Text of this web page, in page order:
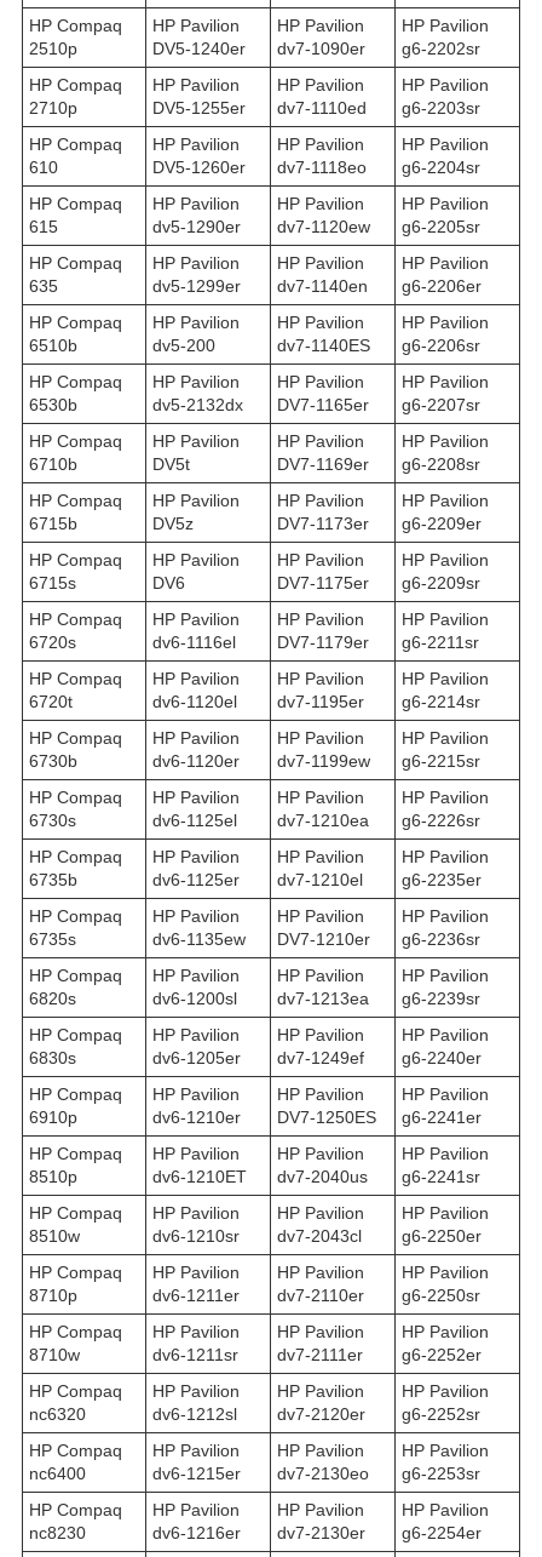
HP Compaq
2510p
HP Pavilion
DV5-1240er
HP Pavilion
dv7-1090er
HP Pavilion
g6-2202sr
HP Compaq
2710p
HP Pavilion
DV5-1255er
HP Pavilion
dv7-1110ed
HP Pavilion
g6-2203sr
HP Compaq
610
HP Pavilion
DV5-1260er
HP Pavilion
dv7-1118eo
HP Pavilion
g6-2204sr
HP Compaq
615
HP Pavilion
dv5-1290er
HP Pavilion
dv7-1120ew
HP Pavilion
g6-2205sr
HP Compaq
635
HP Pavilion
dv5-1299er
HP Pavilion
dv7-1140en
HP Pavilion
g6-2206er
HP Compaq
6510b
HP Pavilion
dv5-200
HP Pavilion
dv7-1140ES
HP Pavilion
g6-2206sr
HP Compaq
6530b
HP Pavilion
dv5-2132dx
HP Pavilion
DV7-1165er
HP Pavilion
g6-2207sr
HP Compaq
6710b
HP Pavilion
DV5t
HP Pavilion
DV7-1169er
HP Pavilion
g6-2208sr
HP Compaq
6715b
HP Pavilion
DV5z
HP Pavilion
DV7-1173er
HP Pavilion
g6-2209er
HP Compaq
6715s
HP Pavilion
DV6
HP Pavilion
DV7-1175er
HP Pavilion
g6-2209sr
HP Compaq
6720s
HP Pavilion
dv6-1116el
HP Pavilion
DV7-1179er
HP Pavilion
g6-2211sr
HP Compaq
6720t
HP Pavilion
dv6-1120el
HP Pavilion
dv7-1195er
HP Pavilion
g6-2214sr
HP Compaq
6730b
HP Pavilion
dv6-1120er
HP Pavilion
dv7-1199ew
HP Pavilion
g6-2215sr
HP Compaq
6730s
HP Pavilion
dv6-1125el
HP Pavilion
dv7-1210ea
HP Pavilion
g6-2226sr
HP Compaq
6735b
HP Pavilion
dv6-1125er
HP Pavilion
dv7-1210el
HP Pavilion
g6-2235er
HP Compaq
6735s
HP Pavilion
dv6-1135ew
HP Pavilion
DV7-1210er
HP Pavilion
g6-2236sr
HP Compaq
6820s
HP Pavilion
dv6-1200sl
HP Pavilion
dv7-1213ea
HP Pavilion
g6-2239sr
HP Compaq
6830s
HP Pavilion
dv6-1205er
HP Pavilion
dv7-1249ef
HP Pavilion
g6-2240er
HP Compaq
6910p
HP Pavilion
dv6-1210er
HP Pavilion
DV7-1250ES
HP Pavilion
g6-2241er
HP Compaq
8510p
HP Pavilion
dv6-1210ET
HP Pavilion
dv7-2040us
HP Pavilion
g6-2241sr
HP Compaq
8510w
HP Pavilion
dv6-1210sr
HP Pavilion
dv7-2043cl
HP Pavilion
g6-2250er
HP Compaq
8710p
HP Pavilion
dv6-1211er
HP Pavilion
dv7-2110er
HP Pavilion
g6-2250sr
HP Compaq
8710w
HP Pavilion
dv6-1211sr
HP Pavilion
dv7-2111er
HP Pavilion
g6-2252er
HP Compaq
nc6320
HP Pavilion
dv6-1212sl
HP Pavilion
dv7-2120er
HP Pavilion
g6-2252sr
HP Compaq
nc6400
HP Pavilion
dv6-1215er
HP Pavilion
dv7-2130eo
HP Pavilion
g6-2253sr
HP Compaq
nc8230
HP Pavilion
dv6-1216er
HP Pavilion
dv7-2130er
HP Pavilion
g6-2254er